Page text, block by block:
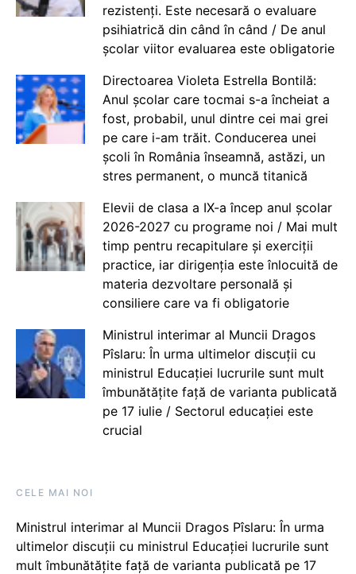
rezistenți. Este necesară o evaluare
psihiatrică din când în când / De anul
școlar viitor evaluarea este obligatorie
Directoarea Violeta Estrella Bontilă:
Anul școlar care tocmai s-a încheiat a
fost, probabil, unul dintre cei mai grei
pe care i-am trăit. Conducerea unei
școli în România înseamnă, astăzi, un
stres permanent, o muncă titanică
Elevii de clasa a IX-a încep anul școlar
2026-2027 cu programe noi / Mai mult
timp pentru recapitulare și exerciții
practice, iar dirigenția este înlocuită de
materia dezvoltare personală și
consiliere care va fi obligatorie
Ministrul interimar al Muncii Dragos
Pîslaru: În urma ultimelor discuții cu
ministrul Educației lucrurile sunt mult
îmbunătățite față de varianta publicată
pe 17 iulie / Sectorul educației este
crucial
CELE MAI NOI
Ministrul interimar al Muncii Dragos Pîslaru: În urma
ultimelor discuții cu ministrul Educației lucrurile sunt
mult îmbunătățite față de varianta publicată pe 17